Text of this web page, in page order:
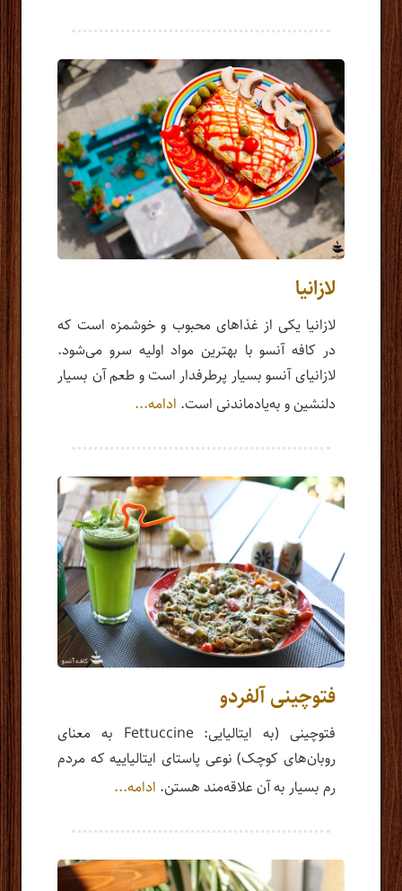
لازانیا
لازانیا یکی از غذاهای محبوب و خوشمزه است که
در کافه آنسو با بهترین مواد اولیه سرو می‌شود.
لازانیای آنسو بسیار پرطرفدار است و طعم آن بسیار
دلنشین و به‌یادماندنی است. ادامه...
فتوچینی آلفردو
فتوچینی (به ایتالیایی: Fettuccine به معنای
روبان‌های کوچک) نوعی پاستای ایتالیاییه که مردم
رم بسیار به آن علاقه‌مند هستن. ادامه...